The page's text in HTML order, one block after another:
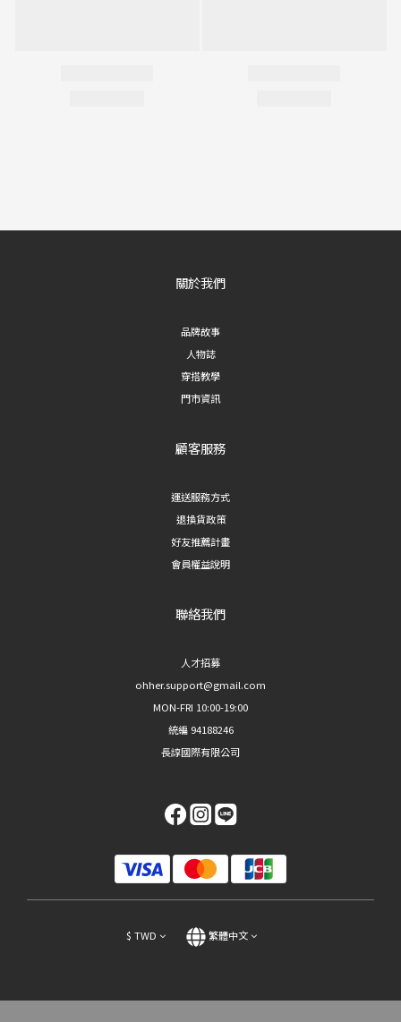
關於我們
品牌故事
人物誌
穿搭教學
門市資訊
顧客服務
運送服務方式
退換貨政策
好友推薦計畫
會員權益說明
聯絡我們
人才招募
ohher.support@gmail.com
MON-FRI 10:00-19:00
統編 94188246
長諄國際有限公司
$ TWD 繁體中文